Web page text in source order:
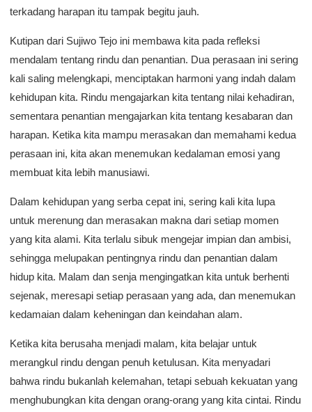
terkadang harapan itu tampak begitu jauh.
Kutipan dari Sujiwo Tejo ini membawa kita pada refleksi
mendalam tentang rindu dan penantian. Dua perasaan ini sering
kali saling melengkapi, menciptakan harmoni yang indah dalam
kehidupan kita. Rindu mengajarkan kita tentang nilai kehadiran,
sementara penantian mengajarkan kita tentang kesabaran dan
harapan. Ketika kita mampu merasakan dan memahami kedua
perasaan ini, kita akan menemukan kedalaman emosi yang
membuat kita lebih manusiawi.
Dalam kehidupan yang serba cepat ini, sering kali kita lupa
untuk merenung dan merasakan makna dari setiap momen
yang kita alami. Kita terlalu sibuk mengejar impian dan ambisi,
sehingga melupakan pentingnya rindu dan penantian dalam
hidup kita. Malam dan senja mengingatkan kita untuk berhenti
sejenak, meresapi setiap perasaan yang ada, dan menemukan
kedamaian dalam keheningan dan keindahan alam.
Ketika kita berusaha menjadi malam, kita belajar untuk
merangkul rindu dengan penuh ketulusan. Kita menyadari
bahwa rindu bukanlah kelemahan, tetapi sebuah kekuatan yang
menghubungkan kita dengan orang-orang yang kita cintai. Rindu